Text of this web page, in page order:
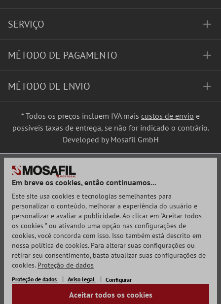
SERVIÇO
MÉTODO DE PAGAMENTO
MÉTODO DE ENVIO
* Todos os preços incluem IVA mais custos de envio e
possíveis taxas de entrega, se não for indicado o contrário.
Developed by Mosafil GmbH
Em breve os cookies, então continuamos...
Este site usa cookies e tecnologias semelhantes para
personalizar o conteúdo, melhorar a experiência do usuário e
personalizar e avaliar a publicidade. Ao clicar em "Aceitar todos
os cookies " ou ativando uma opção nas configurações de
cookies, você concorda com isso. Isso também está descrito em
nossa política de cookies. Para alterar suas configurações ou
retirar seu consentimento, basta atualizar suas configurações de
cookies. Proteção de dados
Proteção de dados Aviso legal Configurar
Aceitar todos os cookies